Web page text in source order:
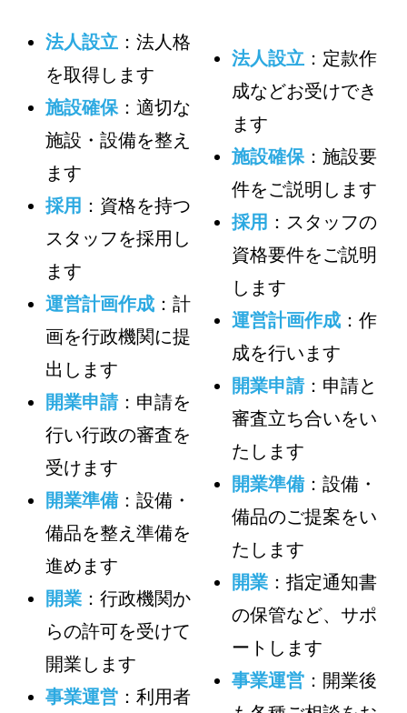
法人設立 ：法人格
を取得します
施設確保 ：適切な
施設・設備を整え
ます
採用 ：資格を持つ
スタッフを採用し
ます
運営計画作成 ：計
画を行政機関に提
出します
開業申請：申請を
行い行政の審査を
受けます
開業準備：設備・
備品を整え準備を
進めます
開業 ：行政機関か
らの許可を受けて
開業します
事業運営 ：利用者
法人設立 ：定款作
成などお受けでき
ます
施設確保 ：施設要
件をご説明します
採用 ：スタッフの
資格要件をご説明
します
運営計画作成 ：作
成を行います
開業申請：申請と
審査立ち合いをい
たします
開業準備：設備・
備品のご提案をい
たします
開業 ：指定通知書
の保管など、サポ
ートします
事業運営 ：開業後